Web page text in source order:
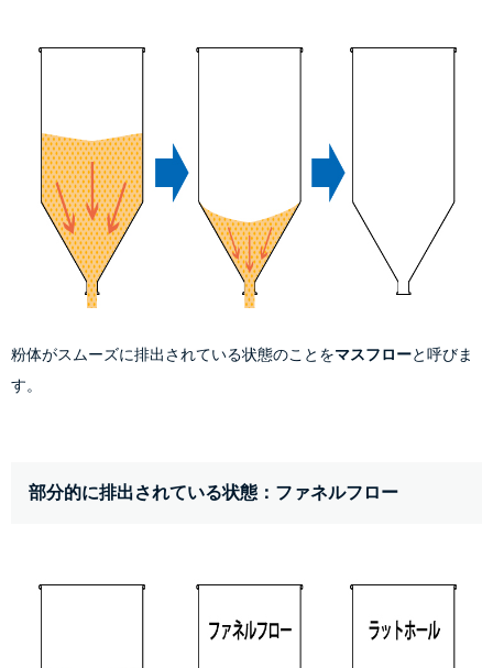
粉体がスムーズに排出されている状態のことをマスフローと呼びま
す。
部分的に排出されている状態：ファネルフロー